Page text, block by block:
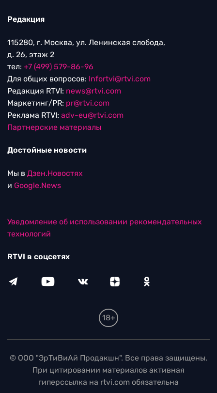
Редакция
115280, г. Москва, ул. Ленинская слобода,
д. 26, этаж 2
тел: +7 (499) 579-86-96
Для общих вопросов: Infortvi@rtvi.com
Редакция RTVI: news@rtvi.com
Маркетинг/PR: pr@rtvi.com
Реклама RTVI: adv-eu@rtvi.com
Партнерские материалы
Достойные новости
Мы в Дзен.Новостях
и Google.News
Уведомление об использовании рекомендательных
технологий
RTVI в соцсетях
18+
© ООО "ЭрТиВиАй Продакшн". Все права защищены.
При цитировании материалов активная
гиперссылка на rtvi.com обязательна